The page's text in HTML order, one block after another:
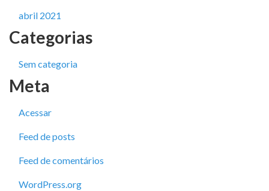
abril 2021
Categorias
Sem categoria
Meta
Acessar
Feed de posts
Feed de comentários
WordPress.org